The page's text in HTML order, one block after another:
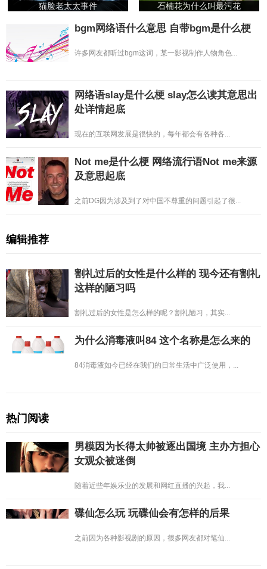
猫脸老太太事件 石楠花为什么叫最污花
bgm网络语什么意思 自带bgm是什么梗
许多网友都听过bgm这词，某一影视制作人物角色...
网络语slay是什么梗 slay怎么读其意思出
处详情起底
现在的互联网发展是很快的，每年都会有各种各...
Not me是什么梗 网络流行语Not me来源
及意思起底
之前DG因为涉及到了对中国不尊重的问题引起了很...
编辑推荐
割礼过后的女性是什么样的 现今还有割礼
这样的陋习吗
割礼过后的女性是怎么样的呢？割礼陋习，其实...
为什么消毒液叫84 这个名称是怎么来的
84消毒液如今已经在我们的日常生活中广泛使用，...
热门阅读
男模因为长得太帅被逐出国境 主办方担心
女观众被迷倒
随着近些年娱乐业的发展和网红直播的兴起，我...
碟仙怎么玩 玩碟仙会有怎样的后果
之前因为各种影视剧的原因，很多网友都对笔仙...